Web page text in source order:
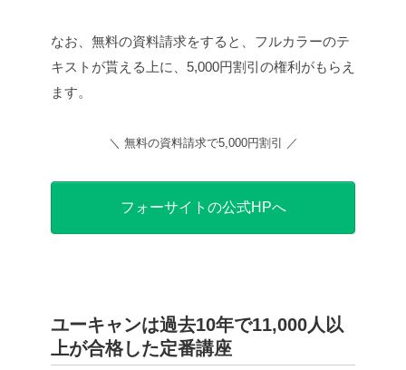
なお、無料の資料請求をすると、フルカラーのテ
キストが貰える上に、5,000円割引の権利がもらえ
ます。
＼ 無料の資料請求で5,000円割引 ／
フォーサイトの公式HPへ
ユーキャンは過去10年で11,000人以
上が合格した定番講座